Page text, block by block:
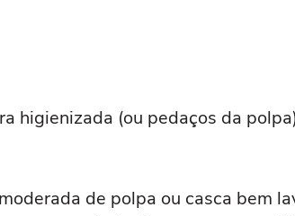
higienizada (ou pedaços da
de polpa ou casca bem